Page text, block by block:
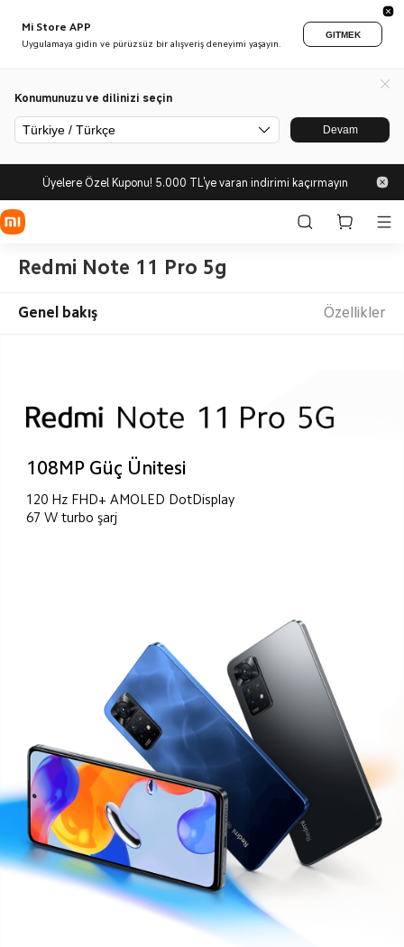
Mi Store APP
Uygulamaya gidin ve pürüzsüz bir alışveriş deneyimi yaşayın.
GITMEK
Konumunuzu ve dilinizi seçin
Türkiye / Türkçe Devam
Üyelere Özel Kuponu! 5.000 TL'ye varan indirimi kaçırmayın
Redmi Note 11 Pro 5g
Genel bakış Özellikler
108MP Güç Ünitesi
120 Hz FHD+ AMOLED DotDisplay
67 W turbo şarj